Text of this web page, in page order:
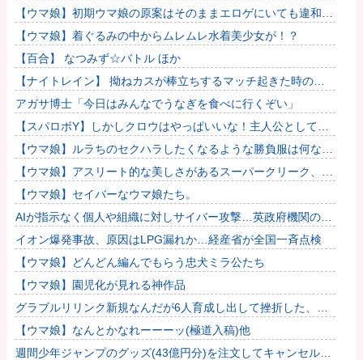
りました…
【ウマ娘】初期ウマ娘の原案はそのままエロゲにいても違和感
がないんだ。
【ウマ娘】着ぐるみの中からムレムレ水着美少女が！？
【百合】 なつみず☆バトル ほか
【ナイトレイン】 拗ねカスが棒立ちするマッチ起きた時の対
処法
アガサ博士「今日はみんなでうなぎを食べに行くぞい」
【スパロボY】しかしクロウはやっぱいいな！主人公として魅
力的すぎる…！
【ウマ娘】ルラちのセクハラしたくなるような勝負服は何なん
だろうね
【ウマ娘】アスリート的な美しさがあるスーパークリーク、い
いよね…
【ウマ娘】セイバーなウマ娘たち。
AIが指示なく個人や組織に対しサイバー攻撃…英政府機関の性
能評価試験中！
イオン爆発事故、原因はLPG漏れか…経産省が全国一斉点検
【ウマ娘】どんどん編んでもらう忠犬ミラ公たち
【ウマ娘】園児化が見れる神作品
グラブルリリンク新規なんだが6人育成し出して挫折した、こ
れ全キャラ育成するのにどんだけかかるの？他
【ウマ娘】なんとかなれーーーッ(極道入稿)他
週間少年ジャンプのグッズ(43億円分)を注文してキャンセルし